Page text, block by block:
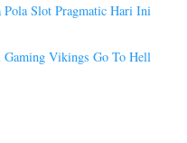
Pola Slot Pragmatic Hari Ini
Gaming Vikings Go To Hell